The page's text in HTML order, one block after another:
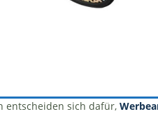
entscheiden sich dafür,